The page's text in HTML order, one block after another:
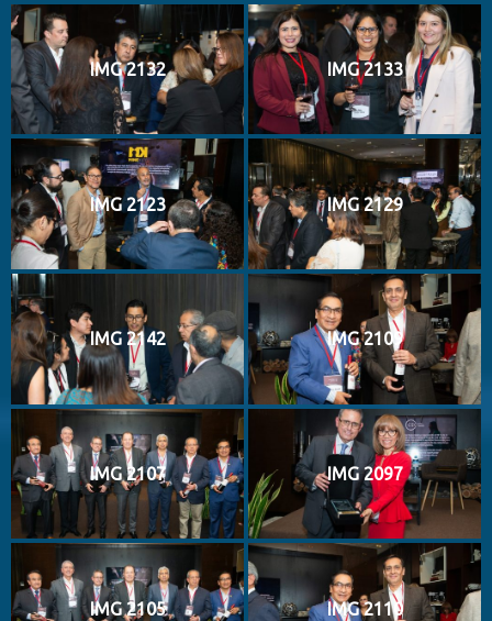
IMG 2132 IMG 2133
IMG 2123 IMG 2129
IMG 2142 IMG 2109
IMG 2107 IMG 2097
IMG 2105 IMG 2110